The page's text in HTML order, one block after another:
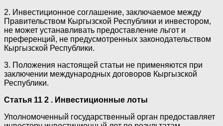
2. Инвестиционное соглашение, заключаемое между
Правительством Кыргызской Республики и инвестором,
не может устанавливать предоставление льгот и
преференций, не предусмотренных законодательством
Кыргызской Республики.
3. Положения настоящей статьи не применяются при
заключении международных договоров Кыргызской
Республики.
Статья 11 2 . Инвестиционные лоты
Уполномоченный государственный орган предоставляет